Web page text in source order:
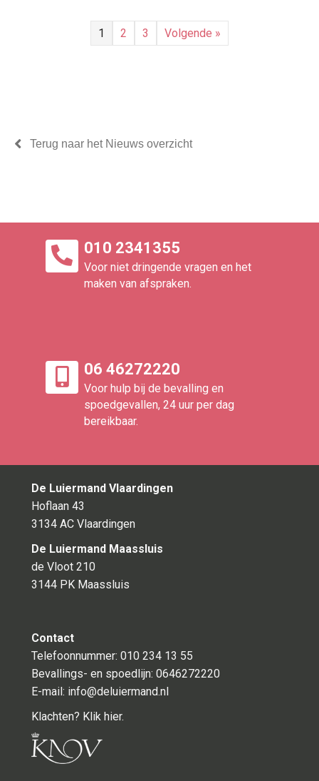
1 2 3 Volgende »
Terug naar het Nieuws overzicht
010 2341355
Voor niet dringende vragen en het
maken van afspraken.
06 46272220
Voor hulp bij de bevalling en
spoedgevallen, 24 uur per dag
bereikbaar.​
De Luiermand Vlaardingen
Hoflaan 43
3134 AC Vlaardingen
De Luiermand Maassluis
de Vloot 210
3144 PK Maassluis
Contact
Telefoonnummer: 010 234 13 55
Bevallings- en spoedlijn: 0646272220
E-mail: info@deluiermand.nl
Klachten? Klik hier.